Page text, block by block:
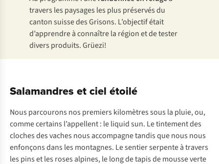
travers les paysages les plus préservés du
canton suisse des Grisons. L’objectif était
d’apprendre à connaître la région et de tester
divers produits.Grüezi!
Salamandres et ciel étoilé
Nous parcourons nos premiers kilomètres sous la pluie, ou,
comme certains l’appellent : leliquid sun. Le tintement des
cloches des vaches nous accompagne tandis que nous nous
enfonçons dans les montagnes. Le sentier serpente à travers
les pins et les roses alpines, le long de tapis de mousse verte